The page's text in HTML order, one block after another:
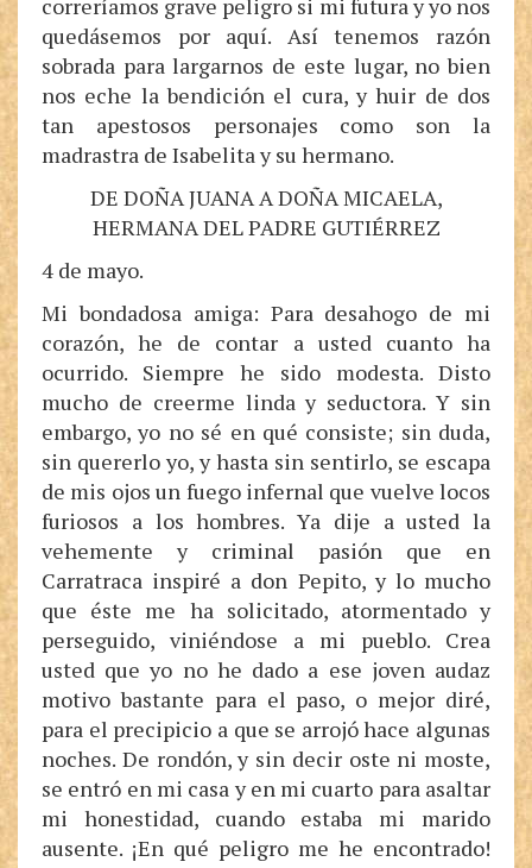
correríamos grave peligro si mi futura y yo nos
quedásemos por aquí. Así tenemos razón
sobrada para largarnos de este lugar, no bien
nos eche la bendición el cura, y huir de dos
tan apestosos personajes como son la
madrastra de Isabelita y su hermano.
DE DOÑA JUANA A DOÑA MICAELA,
HERMANA DEL PADRE GUTIÉRREZ
4 de mayo.
Mi bondadosa amiga: Para desahogo de mi
corazón, he de contar a usted cuanto ha
ocurrido. Siempre he sido modesta. Disto
mucho de creerme linda y seductora. Y sin
embargo, yo no sé en qué consiste; sin duda,
sin quererlo yo, y hasta sin sentirlo, se escapa
de mis ojos un fuego infernal que vuelve locos
furiosos a los hombres. Ya dije a usted la
vehemente y criminal pasión que en
Carratraca inspiré a don Pepito, y lo mucho
que éste me ha solicitado, atormentado y
perseguido, viniéndose a mi pueblo. Crea
usted que yo no he dado a ese joven audaz
motivo bastante para el paso, o mejor diré,
para el precipicio a que se arrojó hace algunas
noches. De rondón, y sin decir oste ni moste,
se entró en mi casa y en mi cuarto para asaltar
mi honestidad, cuando estaba mi marido
ausente. ¡En qué peligro me he encontrado!